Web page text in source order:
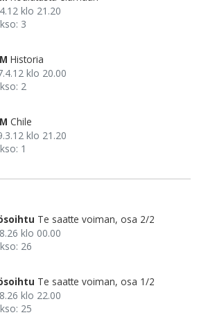
klo 21.20
3
Historia
klo 20.00
2
Chile
klo 21.20
1
Te saatte voiman, osa 2/2
klo 00.00
26
Te saatte voiman, osa 1/2
klo 22.00
25